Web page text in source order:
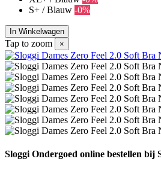
S+ / Blauw -0%
In Winkelwagen
Tap to zoom ×
Sloggi Ondergoed online bestellen bij